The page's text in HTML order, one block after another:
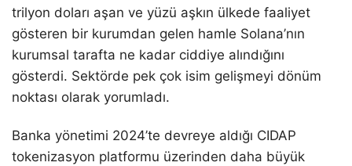
trilyon doları aşan ve yüzü aşkın ülkede faaliyet
gösteren bir kurumdan gelen hamle Solana’nın
kurumsal tarafta ne kadar ciddiye alındığını
gösterdi. Sektörde pek çok isim gelişmeyi dönüm
noktası olarak yorumladı.
Banka yönetimi 2024’te devreye aldığı CIDAP
tokenizasyon platformu üzerinden daha büyük